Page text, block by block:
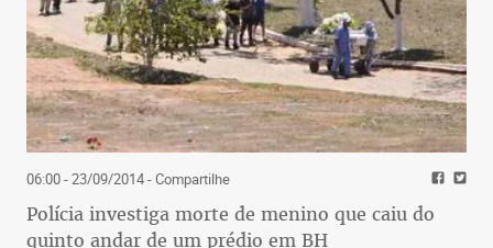
06:00 - 23/09/2014- Compartilhe
Polícia investiga morte de menino que caiu do
quinto andar de um prédio em BH